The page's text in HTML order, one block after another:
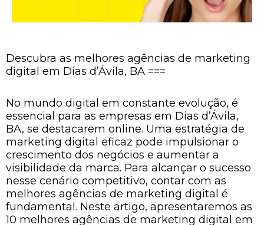
Descubra as melhores agências de marketing
digital em Dias d’Ávila, BA ===
No mundo digital em constante evolução, é
essencial para as empresas em Dias d’Ávila,
BA, se destacarem online. Uma estratégia de
marketing digital eficaz pode impulsionar o
crescimento dos negócios e aumentar a
visibilidade da marca. Para alcançar o sucesso
nesse cenário competitivo, contar com as
melhores agências de marketing digital é
fundamental. Neste artigo, apresentaremos as
10 melhores agências de marketing digital em